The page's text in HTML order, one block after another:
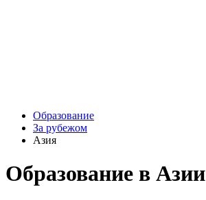
Образование
За рубежом
Азия
Образование в Азии